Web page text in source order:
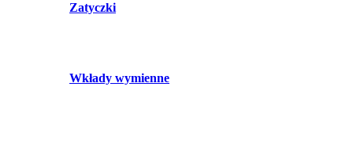
Zatyczki
Wkłady wymienne